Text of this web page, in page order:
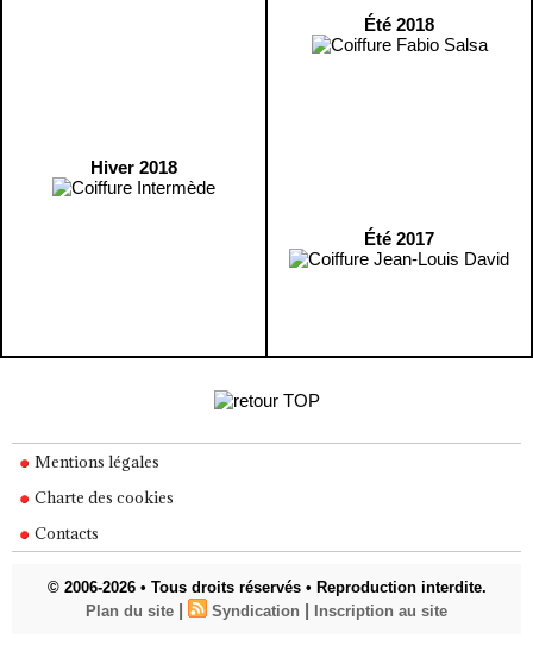
Hiver 2018
Été 2018
Été 2017
Mentions légales
Charte des cookies
Contacts
© 2006-2026 • Tous droits réservés • Reproduction interdite.
Plan du site | Syndication | Inscription au site